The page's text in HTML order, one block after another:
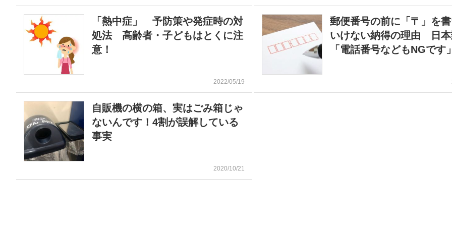
「熱中症」 予防策や発症時の対
処法 高齢者・子どもはとくに注
意！
2022/05/19
郵便番号の前に「〒」を
いけない納得の理由 日
「電話番号などもNGです」
自販機の横の箱、実はごみ箱じゃ
ないんです！4割が誤解している
事実
2020/10/21